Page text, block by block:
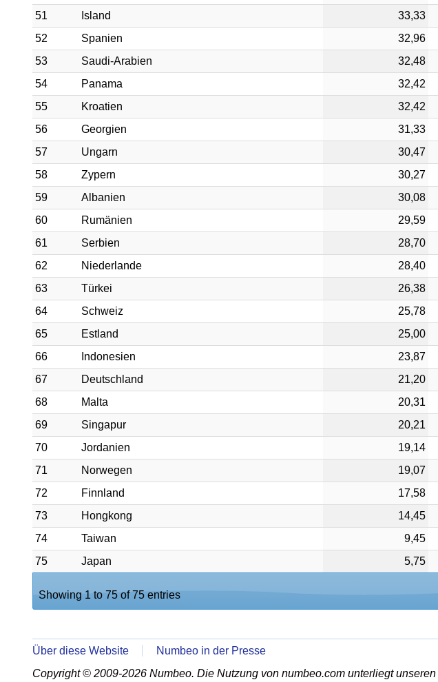
51
Island 33,33
52
Spanien 32,96
53
Saudi-Arabien 32,48
54
Panama 32,42
55
Kroatien 32,42
56
Georgien 31,33
57
Ungarn 30,47
58
Zypern 30,27
59
Albanien 30,08
60
Rumänien 29,59
61
Serbien 28,70
62
Niederlande 28,40
63
Türkei 26,38
64
Schweiz 25,78
65
Estland 25,00
66
Indonesien 23,87
67
Deutschland 21,20
68
Malta 20,31
69
Singapur 20,21
70
Jordanien 19,14
71
Norwegen 19,07
72
Finnland 17,58
73
Hongkong 14,45
74
Taiwan 9,45
75
Japan 5,75
Showing 1 to 75 of 75 entries
Über diese Website
Numbeo in der Presse
Copyright © 2009-2026 Numbeo. Die Nutzung von numbeo.com unterliegt unseren